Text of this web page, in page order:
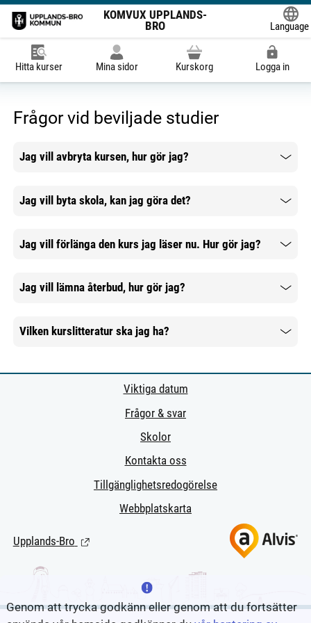
KOMVUX UPPLANDS-
BRO
Language
Hitta kurser Mina sidor Kurskorg Logga in
Frågor vid beviljade studier
Jag vill avbryta kursen, hur gör jag?
Mer information
Jag vill byta skola, kan jag göra det?
Mer information
Jag vill förlänga den kurs jag läser nu. Hur gör jag?
Mer information
Jag vill lämna återbud, hur gör jag?
Mer information
Vilken kurslitteratur ska jag ha?
Mer information
Viktiga datum
Frågor & svar
Skolor
Kontakta oss
Tillgänglighetsredogörelse
Webbplatskarta
Upplands-Bro (Länk till extern sida.)
Genom att trycka godkänn eller genom att du fortsätter